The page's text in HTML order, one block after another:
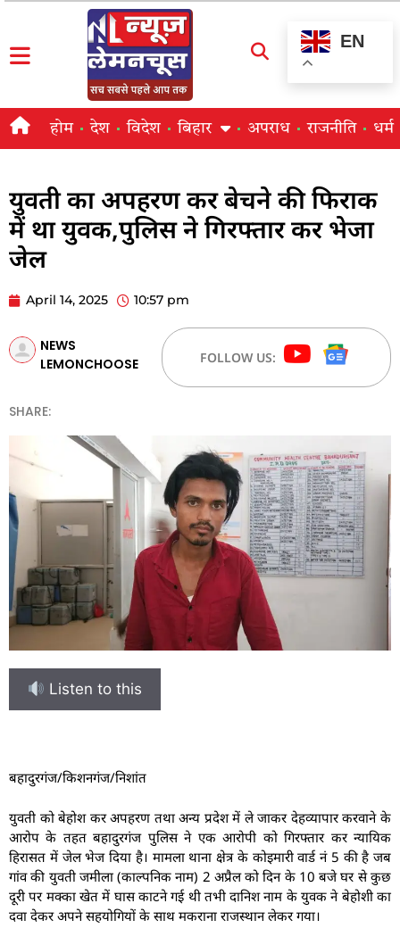
EN
होम देश विदेश बिहार अपराध राजनीति धर्म
युवती का अपहरण कर बेचने की फिराक
में था युवक,पुलिस ने गिरफ्तार कर भेजा
जेल
April 14, 2025 10:57 pm
NEWS
LEMONCHOOSE
FOLLOW US:
SHARE:
Listen to this
बहादुरगंज/किशनगंज/निशांत
युवती को बेहोश कर अपहरण तथा अन्य प्रदेश में ले जाकर देहव्यापार करवाने के
आरोप के तहत बहादुरगंज पुलिस ने एक आरोपी को गिरफ्तार कर न्यायिक
हिरासत में जेल भेज दिया है। मामला थाना क्षेत्र के कोइमारी वार्ड नं 5 की है जब
गांव की युवती जमीला (काल्पनिक नाम) 2 अप्रैल को दिन के 10 बजे घर से कुछ
दूरी पर मक्का खेत में घास काटने गई थी तभी दानिश नाम के युवक ने बेहोशी का
दवा देकर अपने सहयोगियों के साथ मकराना राजस्थान लेकर गया।